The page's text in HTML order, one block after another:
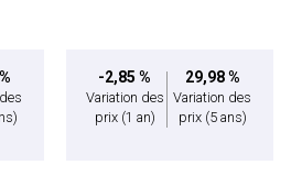
-2,85 %
Variation des
prix (1 an)
29,98 %
Variation des
prix (5 ans)